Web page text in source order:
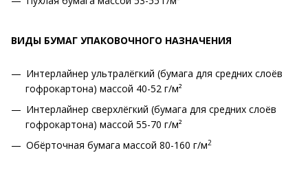
ВИДЫ БУМАГ УПАКОВОЧНОГО НАЗНАЧЕНИЯ
Интерлайнер ультралёгкий (бумага для средних слоёв
гофрокартона) массой 40-52 г/м²
Интерлайнер сверхлёгкий (бумага для средних слоёв
гофрокартона) массой 55-70 г/м²
Обёрточная бумага массой 80-160 г/м2